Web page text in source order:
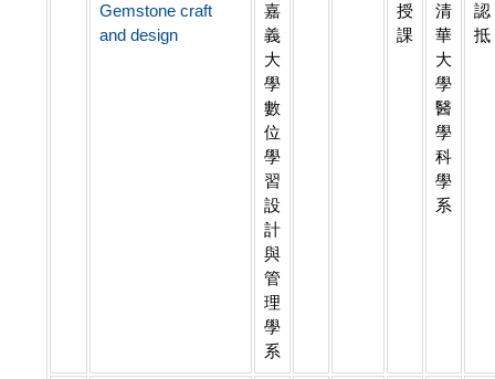
Gemstone craft
and design
嘉
義
大
學
數
位
學
習
設
計
與
管
理
學
系
授
課
清
華
大
學
醫
學
科
學
系
認
抵